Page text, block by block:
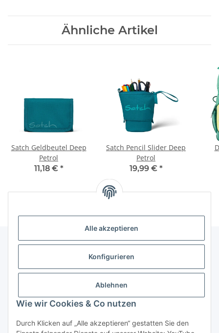
Alle akzeptieren
Konfigurieren
Ablehnen
Wie wir Cookies & Co nutzen
Durch Klicken auf „Alle akzeptieren“ gestatten Sie den
Ähnliche Artikel
Satch Geldbeutel Deep
Petrol
11,18 € *
Satch Pencil Slider Deep
Petrol
19,99 € *
Gesetzliche Informationen
Vertrag widerrufen